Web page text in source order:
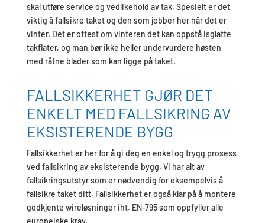
skal utføre service og vedlikehold av tak. Spesielt er det
viktig å fallsikre taket og den som jobber her når det er
vinter. Det er oftest om vinteren det kan oppstå isglatte
takflater, og man bør ikke heller undervurdere høsten
med råtne blader som kan ligge på taket.
FALLSIKKERHET GJØR DET
ENKELT MED FALLSIKRING AV
EKSISTERENDE BYGG
Fallsikkerhet er her for å gi deg en enkel og trygg prosess
ved fallsikring av eksisterende bygg. Vi har alt av
fallsikringsutstyr som er nødvendig for eksempelvis å
fallsikre taket ditt. Fallsikkerhet er også klar på å montere
godkjente wireløsninger iht. EN-795 som oppfyller alle
europeiske krav.